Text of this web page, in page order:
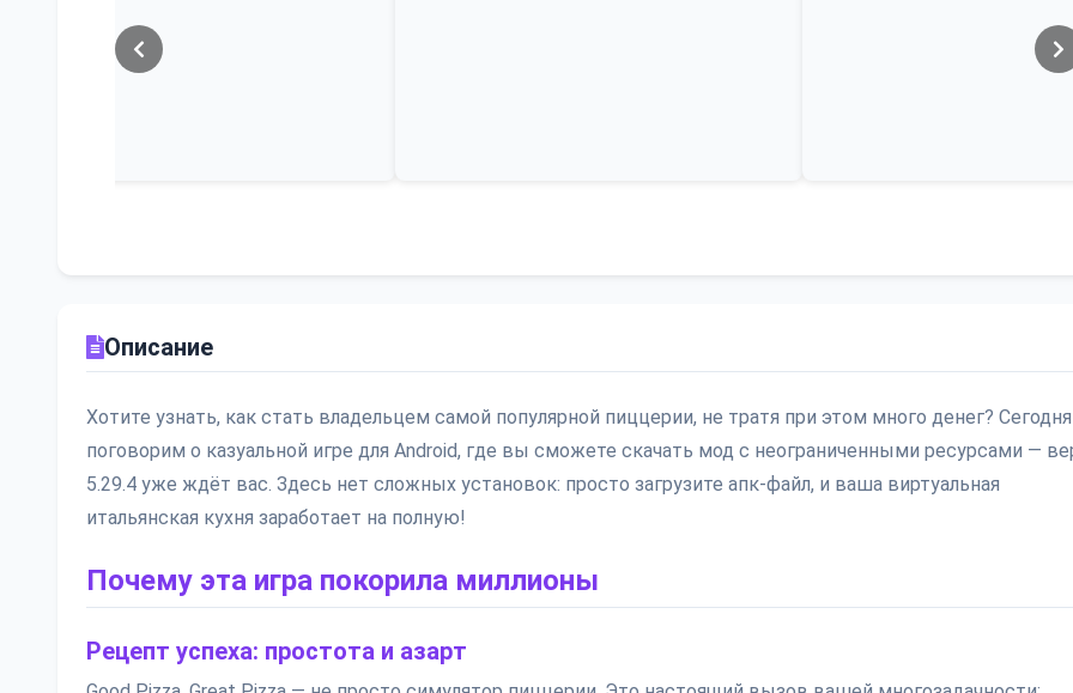
Описание
Хотите узнать, как стать владельцем самой популярной пиццерии, не тратя при этом много денег? Сегодня
поговорим о казуальной игре для Android, где вы сможете скачать мод с неограниченными ресурсами —
5.29.4 уже ждёт вас. Здесь нет сложных установок: просто загрузите апк-файл, и ваша виртуальная
итальянская кухня заработает на полную!
Почему эта игра покорила миллионы
Рецепт успеха: простота и азарт